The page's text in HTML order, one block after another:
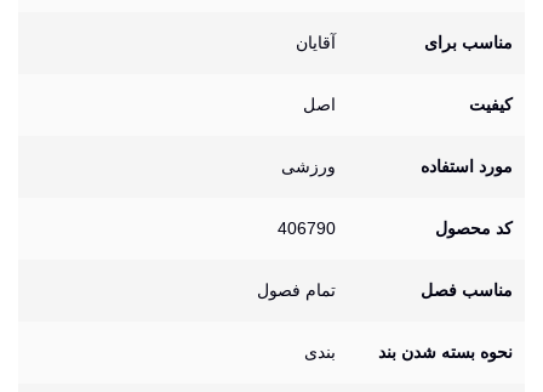
مناسب برای آقایان
کیفیت اصل
مورد استفاده ورزشی
کد محصول 406790
مناسب فصل تمام فصول
نحوه بسته شدن بند بندی